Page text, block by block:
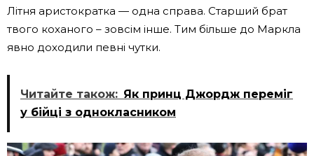
Літня аристократка — одна справа. Старший брат
твого коханого – зовсім інше. Тим більше до Маркла
явно доходили певні чутки.
Читайте також: Як принц Джордж переміг
у бійці з однокласником